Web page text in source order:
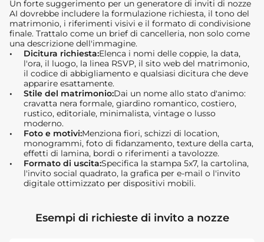
Un forte suggerimento per un generatore di inviti di nozze
AI dovrebbe includere la formulazione richiesta, il tono del
matrimonio, i riferimenti visivi e il formato di condivisione
finale. Trattalo come un brief di cancelleria, non solo come
una descrizione dell'immagine.
Dicitura richiesta:Elenca i nomi delle coppie, la data,
l'ora, il luogo, la linea RSVP, il sito web del matrimonio,
il codice di abbigliamento e qualsiasi dicitura che deve
apparire esattamente.
Stile del matrimonio:Dai un nome allo stato d'animo:
cravatta nera formale, giardino romantico, costiero,
rustico, editoriale, minimalista, vintage o lusso
moderno.
Foto e motivi:Menziona fiori, schizzi di location,
monogrammi, foto di fidanzamento, texture della carta,
effetti di lamina, bordi o riferimenti a tavolozze.
Formato di uscita:Specifica la stampa 5x7, la cartolina,
l'invito social quadrato, la grafica per e-mail o l'invito
digitale ottimizzato per dispositivi mobili.
Esempi di richieste di invito a nozze